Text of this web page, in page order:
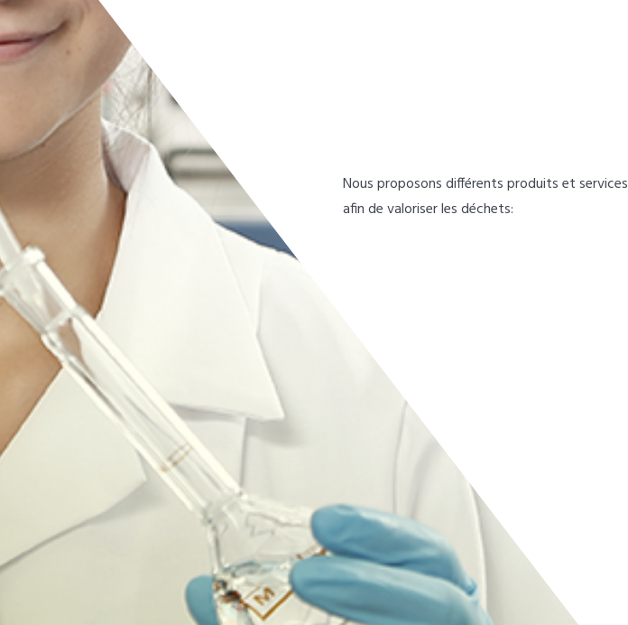
Nous proposons différents produits et services
afin de valoriser les déchets: